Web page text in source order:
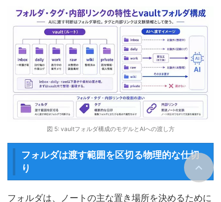
図 5: vaultフォルダ構成のモデルとAIへの渡し方
フォルダは渡す範囲を区切る物理的な仕切
り
フォルダは、ノートの主な置き場所を決めるために